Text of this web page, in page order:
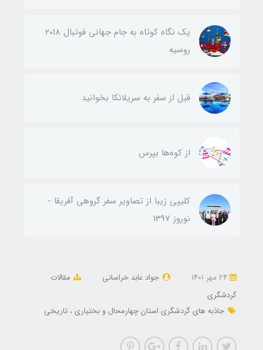
یک نگاه کوتاه به جام جهانی فوتبال 2018
روسیه
قبل از سفر به سریلانکا بخوانید
از کوه‌ها بپرس
کلیپی زیبا از تصاویر سفر گروهی آفریقا -
نوروز 1397
جواد عابد خراسانی
مقالات
گردشگری
جاذبه های گردشگری استان چهارمحال و بختیاری تاریخی